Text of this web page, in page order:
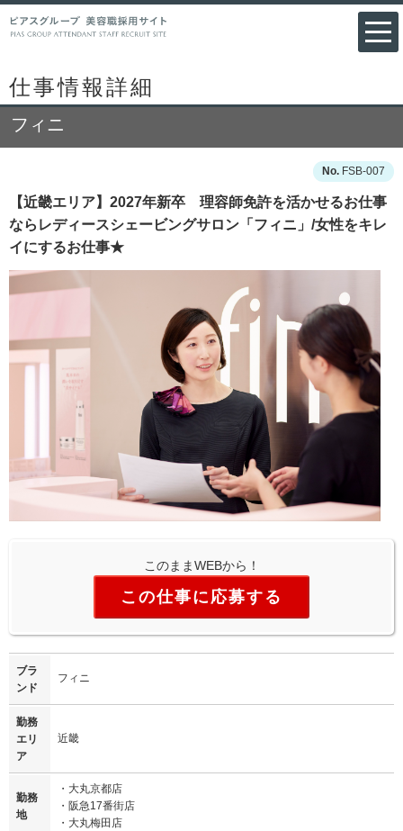
仕事情報詳細
フィニ
FSB-007
【近畿エリア】2027年新卒 理容師免許を活かせるお仕事
ならレディースシェービングサロン「フィニ」/女性をキレ
イにするお仕事★
このままWEBから！
この仕事に応募する
ブラ
ンド
フィニ
勤務
エリ
ア
近畿
勤務
地
・大丸京都店
・阪急17番街店
・大丸梅田店